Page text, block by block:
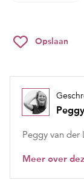
Opslaan
Peggy van der
Meer over